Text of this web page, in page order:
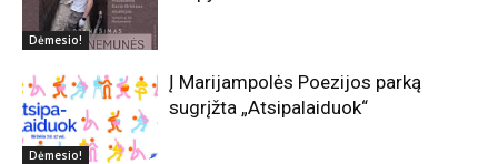
Dėmesio!
Dėmesio!
Į Marijampolės Poezijos parką
sugrįžta „Atsipalaiduok“